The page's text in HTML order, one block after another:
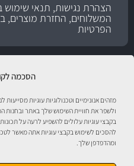
הסכמה
מזהים אנונימיים וטכנולוגיות עוגיות מסייעות
ולשפר את חוויית השימוש שלך באתר ובחנות
בקבצי עוגיות עלולים להשפיע לרעה על
להסכים לשימוש בקבצי עוגיות אתה מאשר
ומהדפדפן שלך.
הצהרת נגישות, תנאי שימוש
המשלוחים, החזרת מוצרים,
הפרטיות